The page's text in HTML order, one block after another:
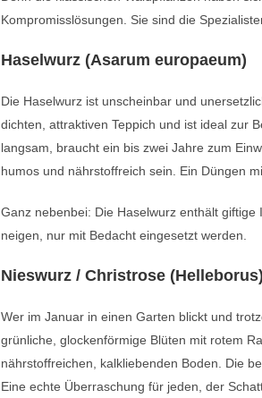
Kompromisslösungen. Sie sind die
Haselwurz (Asarum europaeum)
Die Haselwurz ist unscheinbar und
dichten, attraktiven Teppich und ist ideal zur
langsam, braucht ein bis zwei Jahre zum
humos und nährstoffreich sein. Ein Düngen
Ganz nebenbei: Die Haselwurz enthält
neigen, nur mit Bedacht eingesetzt werden.
Nieswurz / Christrose (Helleborus)
Wer im Januar in einen Garten blickt und
grünliche, glockenförmige Blüten mit rotem
nährstoffreichen, kalkliebenden Boden. Die
Eine echte Überraschung für jeden, der